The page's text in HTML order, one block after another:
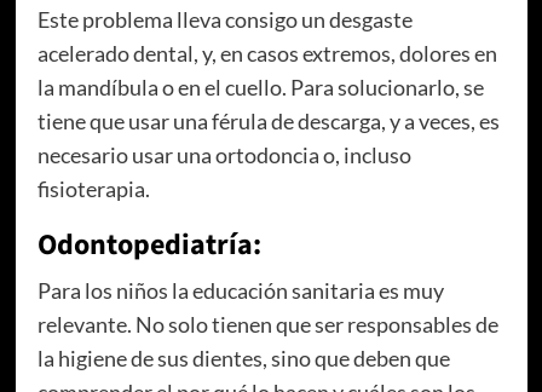
Este problema lleva consigo un desgaste
acelerado dental, y, en casos extremos, dolores en
la mandíbula o en el cuello. Para solucionarlo, se
tiene que usar una férula de descarga, y a veces, es
necesario usar una ortodoncia o, incluso
fisioterapia.
Odontopediatría:
Para los niños la educación sanitaria es muy
relevante. No solo tienen que ser responsables de
la higiene de sus dientes, sino que deben que